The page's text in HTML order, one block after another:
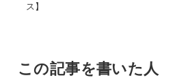
ス】
この記事を書いた人